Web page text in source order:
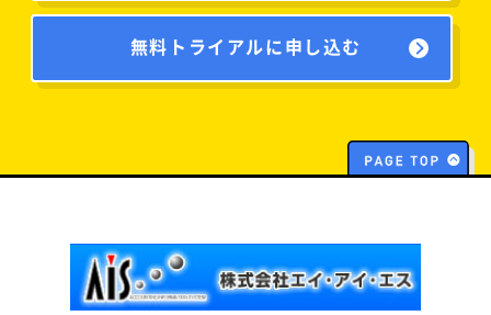
無料トライアルに申し込む